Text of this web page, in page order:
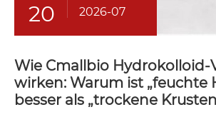
20 2026-07
Wie Cmallbio Hydrokolloid-
wirken: Warum ist „feuchte
besser als „trockene